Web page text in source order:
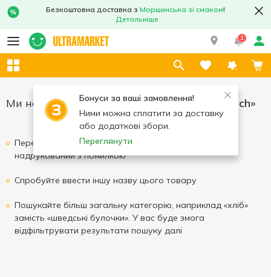
Безкоштовна доставка з Моршинська зі смаком!
Детальніше
1
Бонуси за ваші замовлення!
Ними можна сплатити за доставку
або додаткові збори.
Переглянути
Ми не змогли знайти результати для «Yarych»
Перевірте написання вашого запиту, можливо він
надрукований з помилкою
Спробуйте ввести іншу назву цього товару
Пошукайте більш загальну категорію, наприклад «хліб»
замість «шведські булочки». У вас буде змога
відфільтрувати результати пошуку далі